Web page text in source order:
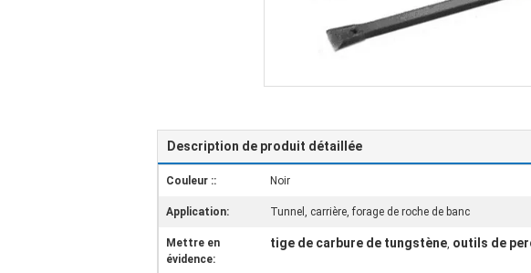
Description de produit détaillée
Couleur :: Noir
Application: Tunnel, carrière, forage de roche de banc
Mettre en
évidence:
tige de carbure de tungstène, outils de